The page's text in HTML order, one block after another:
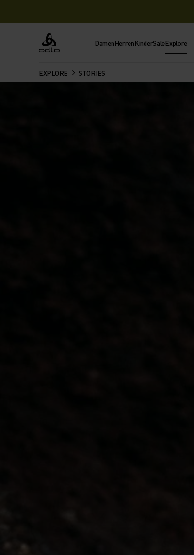
Odlo DamenHerrenKinderSaleExplore
EXPLORE STORIES